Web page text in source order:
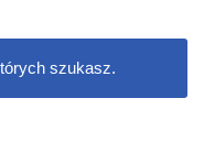
szukasz.